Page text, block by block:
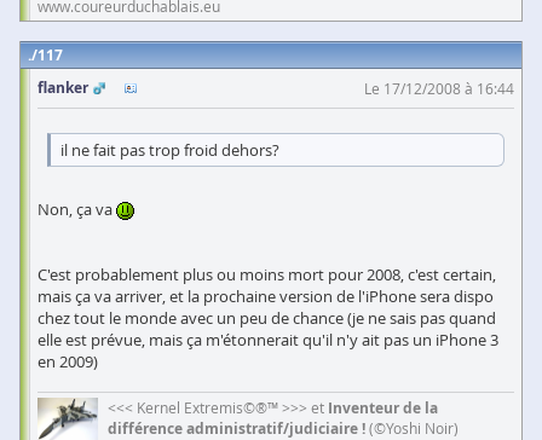
www.coureurduchablais.eu
117
flanker
Le 17/12/2008 à 16:44
il ne fait pas trop froid dehors?
Non, ça va
C'est probablement plus ou moins mort pour 2008, c'est certain,
mais ça va arriver, et la prochaine version de l'iPhone sera dispo
chez tout le monde avec un peu de chance (je ne sais pas quand
elle est prévue, mais ça m'étonnerait qu'il n'y ait pas un iPhone 3
en 2009)
<<< Kernel Extremis©®™ >>> et Inventeur de la
différence administratif/judiciaire !(©Yoshi Noir)